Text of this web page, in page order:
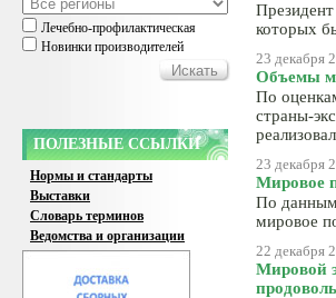
Лечебно-профилактическая
Новинки производителей
ПОЛЕЗНЫЕ ССЫЛКИ
Нормы и стандарты
Выставки
Словарь терминов
Ведомства и организации
которых
23 декабря
Объемы
По
страны-
23 декабря
Мировое
По данным
мировое
22 декабря
Мировой